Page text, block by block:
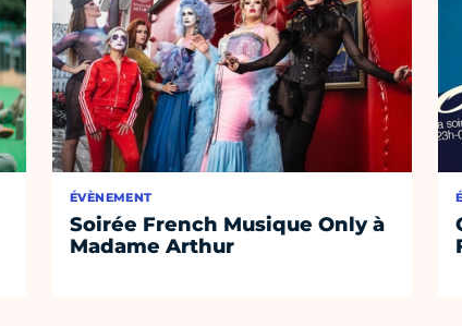
ÉVÈNEMENT
Soirée French Musique Only à
Madame Arthur